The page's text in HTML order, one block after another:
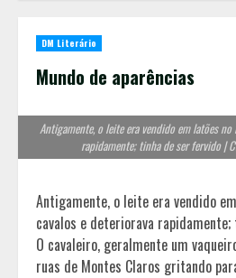
DM Literário
Mundo de aparências
Antigamente, o leite era vendido em latões
rapidamente; tinha de ser fervido |
Antigamente, o leite era vendido
cavalos e deteriorava
O cavaleiro, geralmente um
ruas de Montes Claros gritando